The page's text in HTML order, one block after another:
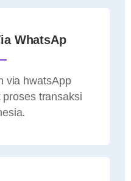
WhatsAp
via hwatsApp
transaksi